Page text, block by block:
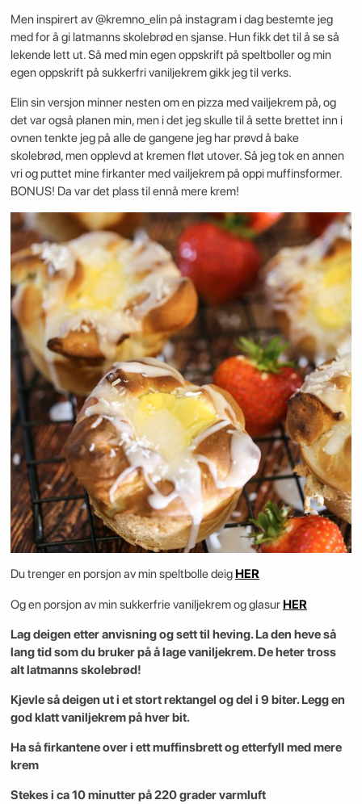
Men inspirert av @kremno_elin på instagram i dag bestemte jeg
med for å gi latmanns skolebrød en sjanse. Hun fikk det til å se så
lekende lett ut. Så med min egen oppskrift på speltboller og min
egen oppskrift på sukkerfri vaniljekrem gikk jeg til verks.
Elin sin versjon minner nesten om en pizza med vailjekrem på, og
det var også planen min, men i det jeg skulle til å sette brettet inn i
ovnen tenkte jeg på alle de gangene jeg har prøvd å bake
skolebrød, men opplevd at kremen fløt utover. Så jeg tok en annen
vri og puttet mine firkanter med vailjekrem på oppi muffinsformer.
BONUS! Da var det plass til ennå mere krem!
Du trenger en porsjon av min speltbolle deig HER
Og en porsjon av min sukkerfrie vaniljekrem og glasurHER
Lag deigen etter anvisning og sett til heving. La den heve så
lang tid som du bruker på å lage vaniljekrem. De heter tross
alt latmanns skolebrød!
Kjevle så deigen ut i et stort rektangel og del i 9 biter. Legg en
god klatt vaniljekrem på hver bit.
Ha så firkantene over i ett muffinsbrett og etterfyll med mere
krem
Stekes i ca 10 minutter på 220 grader varmluft